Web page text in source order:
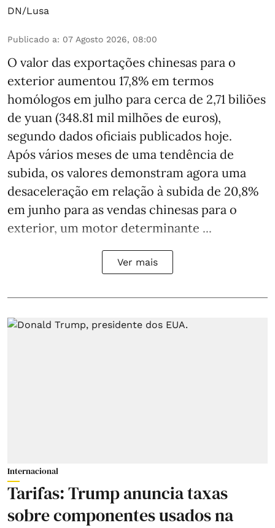
DN/Lusa
Publicado a: 07 Agosto 2026, 08:00
O valor das exportações chinesas para o
exterior aumentou 17,8% em termos
homólogos em julho para cerca de 2,71 biliões
de yuan (348.81 mil milhões de euros),
segundo dados oficiais publicados hoje.
Após vários meses de uma tendência de
subida, os valores demonstram agora uma
desaceleração em relação à subida de 20,8%
em junho para as vendas chinesas para o
exterior, um motor determinante ...
Ver mais
Internacional
Tarifas: Trump anuncia taxas
sobre componentes usados na